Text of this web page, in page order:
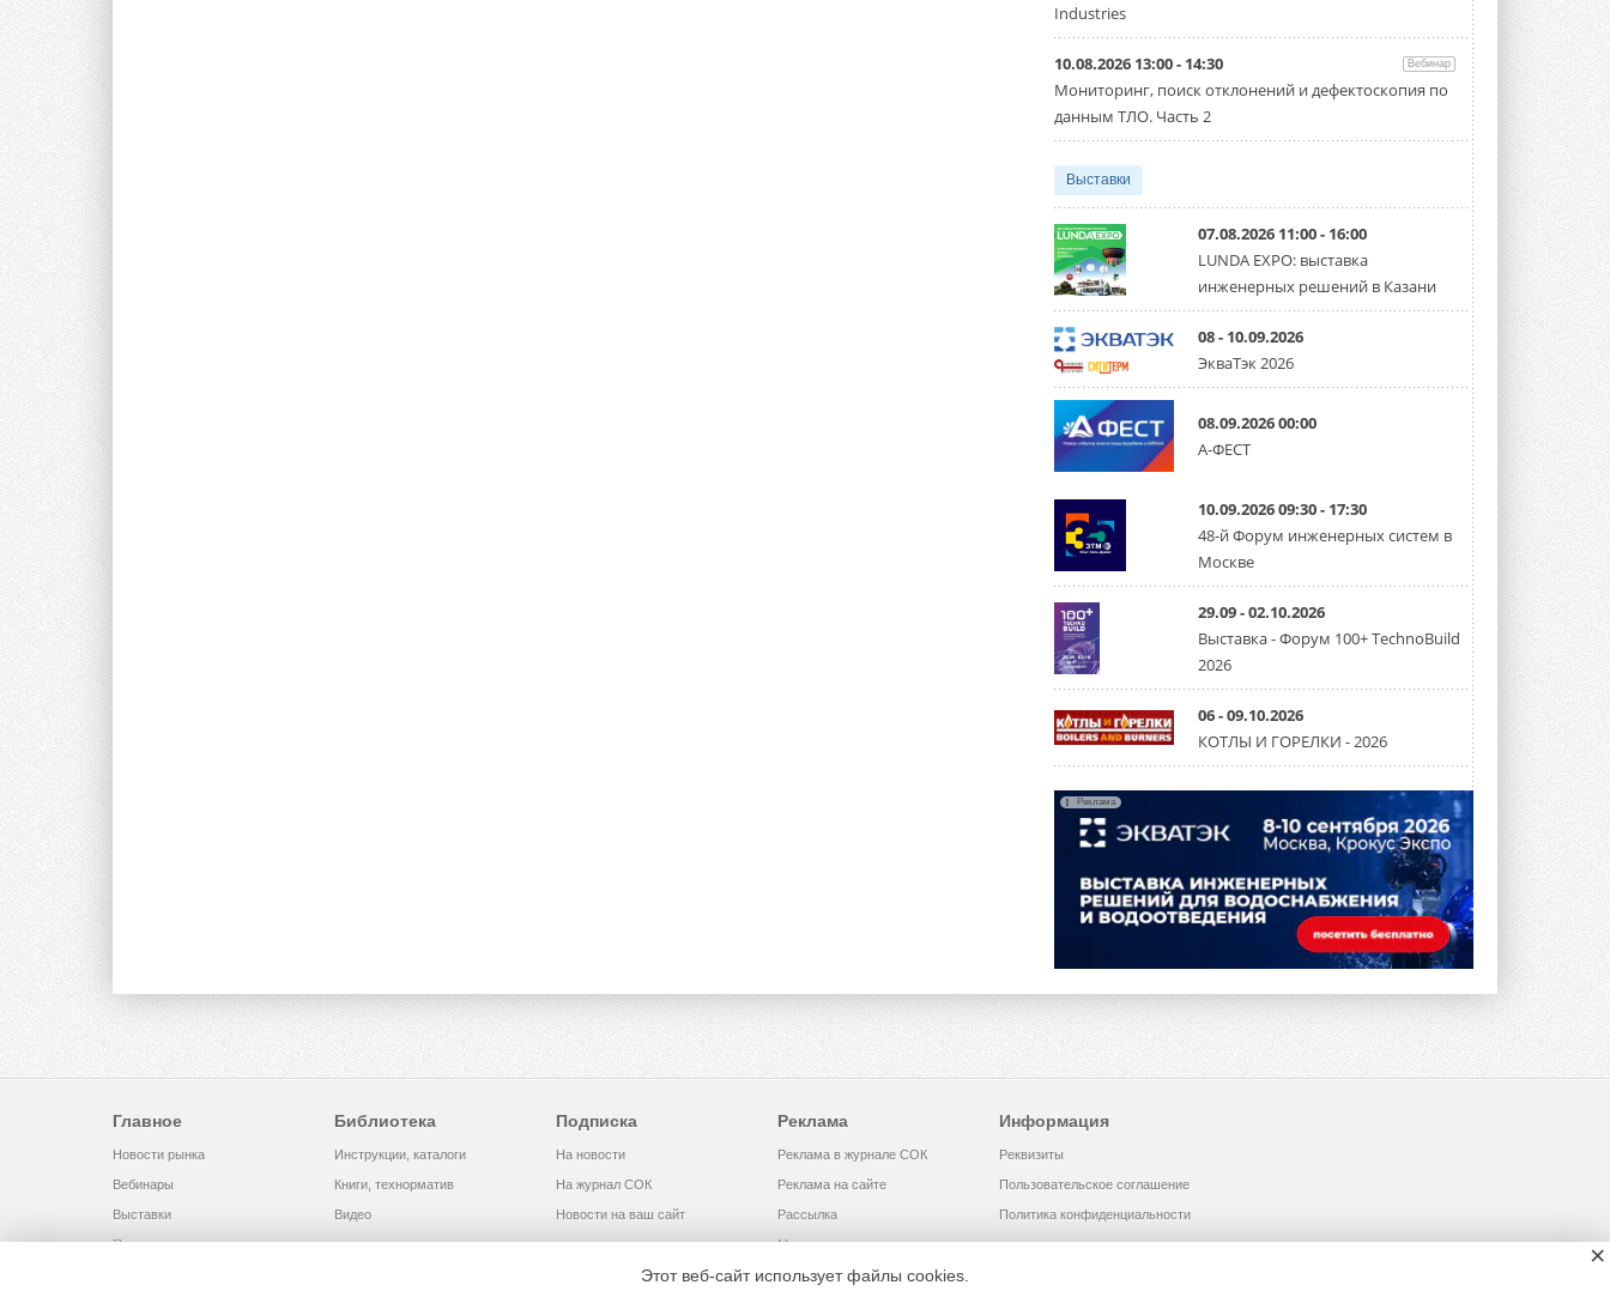
Industries
10.08.2026 13:00 - 14:30 Вебинар
Мониторинг, поиск отклонений и дефектоскопия по
данным ТЛО. Часть 2
Выставки
07.08.2026 11:00 - 16:00
LUNDA EXPO: выставка
инженерных решений в Казани
08 - 10.09.2026
ЭкваТэк 2026
08.09.2026 00:00
А-ФЕСТ
10.09.2026 09:30 - 17:30
48-й Форум инженерных систем в
Москве
29.09 - 02.10.2026
Выставка - Форум 100+ TechnoBuild
2026
06 - 09.10.2026
КОТЛЫ И ГОРЕЛКИ - 2026
Реклама
Главное
Новости рынка
Вебинары
Выставки
Помощь
Библиотека
Инструкции, каталоги
Книги, технорматив
Видео
Подписка
На новости
На журнал СОК
Новости на ваш сайт
Реклама
Реклама в журнале СОК
Реклама на сайте
Рассылка
Медиакит
Информация
Реквизиты
Пользовательское соглашение
Политика конфиденциальности
Этот веб-сайт использует файлы cookies.
×